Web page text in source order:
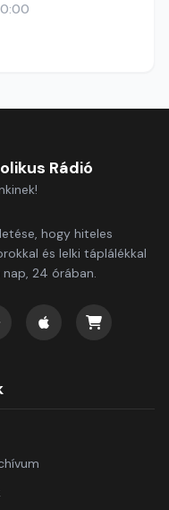
Rádió
hogy hiteles
és lelki táplálékkal
24 órában.